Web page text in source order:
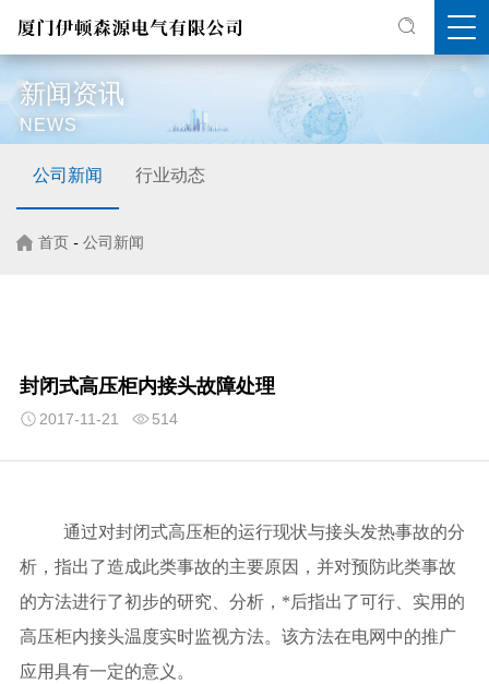
新闻资讯
NEWS
公司新闻 行业动态
首页 - 公司新闻
封闭式高压柜内接头故障处理
2017-11-21 514
通过对封闭式高压柜的运行现状与接头发热事故的分
析，指出了造成此类事故的主要原因，并对预防此类事故
的方法进行了初步的研究、分析，*后指出了可行、实用的
高压柜内接头温度实时监视方法。该方法在电网中的推广
应用具有一定的意义。